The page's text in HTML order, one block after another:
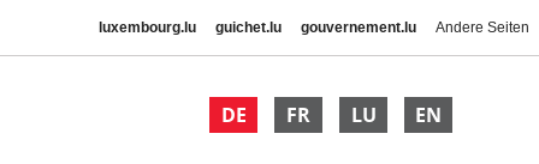
luxembourg.lu guichet.lu gouvernement.lu Andere Seiten
DE FR LU EN